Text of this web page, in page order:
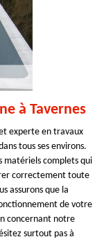
à Tavernes
experte en travaux
tous ses environs.
matériels complets qui
correctement toute
assurons que la
de votre
concernant notre
surtout pas à